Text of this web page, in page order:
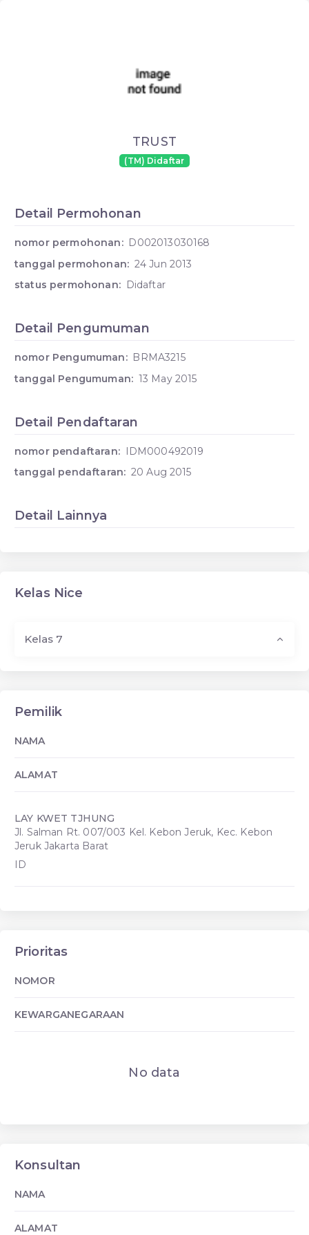
TRUST
(TM) Didaftar
Detail Permohonan
nomor permohonan: D002013030168
tanggal permohonan: 24 Jun 2013
status permohonan: Didaftar
Detail Pengumuman
nomor Pengumuman: BRMA3215
tanggal Pengumuman: 13 May 2015
Detail Pendaftaran
nomor pendaftaran: IDM000492019
tanggal pendaftaran: 20 Aug 2015
Detail Lainnya
Kelas Nice
Kelas 7
Pemilik
NAMA
ALAMAT
LAY KWET TJHUNG
Jl. Salman Rt. 007/003 Kel. Kebon Jeruk, Kec. Kebon
Jeruk Jakarta Barat
ID
Prioritas
NOMOR
KEWARGANEGARAAN
No data
Konsultan
NAMA
ALAMAT